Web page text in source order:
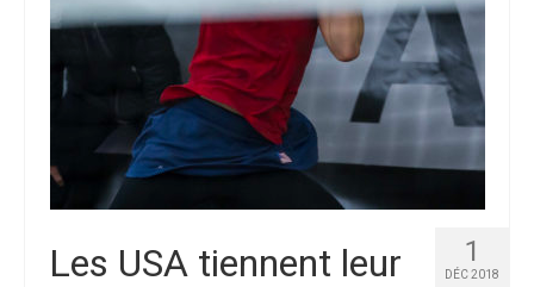
1
DÉC 2018
Les USA tiennent leur